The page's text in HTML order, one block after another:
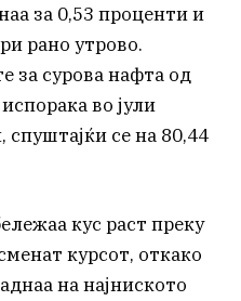
за 0,53 проценти и
рано утрово.
за сурова нафта од
во јули
спуштајќи се на 80,44
кус раст преку
курсот, откако
на најниското